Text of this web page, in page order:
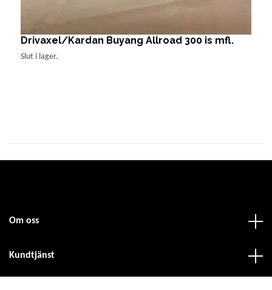
Drivaxel/Kardan Buyang Allroad 300 is mfl.
Slut i lager.
Om oss
Kundtjänst